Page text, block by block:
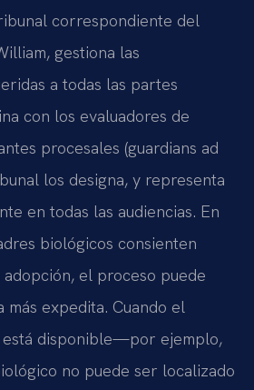
correspondiente del
gestiona las
a todas las partes
con los evaluadores de
procesales (guardians ad
los designa, y representa
en todas las audiencias. En
biológicos consienten
el proceso puede
más expedita. Cuando el
está disponible—por ejemplo,
no puede ser localizado